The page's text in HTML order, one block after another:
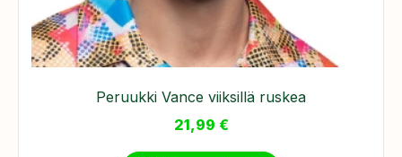
Peruukki Vance viiksillä ruskea
21,99 €